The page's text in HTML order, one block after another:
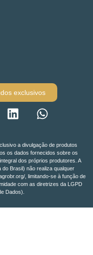
exclusivos
a divulgação de produtos
os dados fornecidos sobre os
dos próprios produtores. A
do Brasil) não realiza qualquer
, limitando-se à função de
com as diretrizes da LGPD
Dados).